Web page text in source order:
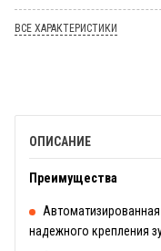
ВСЕ ХАРАКТЕРИСТИКИ
ОПИСАНИЕ
Преимущества
надежного крепления